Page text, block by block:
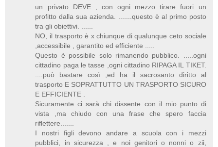
un privato DEVE , con ogni mezzo tirare fuori un
profitto dalla sua azienda. .......questo è al primo posto
tra gli obiettivi. ......
NO, il trasporto è x chiunque di qualunque ceto sociale
,accessibile , garantito ed efficiente .....
Questo è possibile solo rimanendo pubblico. .....ogni
cittadino paga le tasse ,ogni cittadino RIPAGA IL TIKET.
....può bastare così ,ed ha il sacrosanto diritto al
trasporto E SOPRATTUTTO UN TRASPORTO SICURO
E EFFICIENTE .
Sicuramente ci sarà chi dissente con il mio punto di
vista ,ma chiudo con una frase che spero faccia
riflettere.......
I nostri figli devono andare a scuola con i mezzi
pubblici, in sicurezza , e noi genitori o nonni o zii,